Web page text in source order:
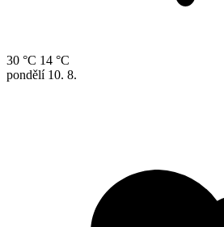
30 °C 14 °C
pondělí 10. 8.